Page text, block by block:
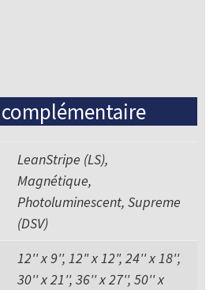
LeanStripe (LS),
Magnétique,
Photoluminescent, Supreme
(DSV)
12'' x 9'', 12" x 12", 24'' x 18'',
30'' x 21'', 36'' x 27'', 50'' x